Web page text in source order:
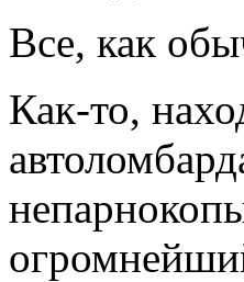
Все, как
Как-то,